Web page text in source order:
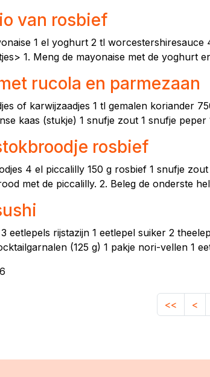
van rosbief
1 el yoghurt 2 tl
1. Meng de mayonaise met de yoghurt
rucola en parmezaan
of karwijzaadjes 1 tl gemalen koriander
kaas (stukje) 1 snufje zout 1 snufje peper
rosbief
4 el piccalilly 150 g rosbief 1 snufje
met de piccalilly. 2. Beleg de onderste
eetlepels rijstazijn 1 eetlepel suiker 2
(125 g) 1 pakje nori-vellen 1
<< <